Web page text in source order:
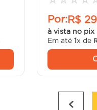
Por:R$ 29
à vista no pix
Em até1x de